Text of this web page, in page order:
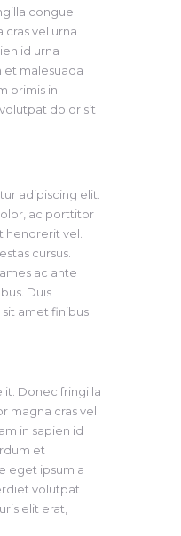
congue
vel urna
id urna
et malesuada
primis in
dolor sit
adipiscing elit.
ac porttitor
hendrerit vel.
cursus.
ac ante
Duis
amet finibus
Donec fringilla
magna cras vel
in sapien id
et
eget ipsum a
volutpat
elit erat,